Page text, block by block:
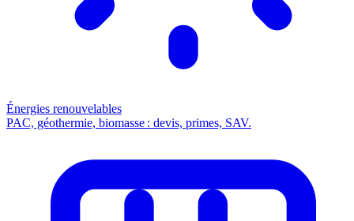
Énergies renouvelables
PAC, géothermie, biomasse : devis, primes, SAV.